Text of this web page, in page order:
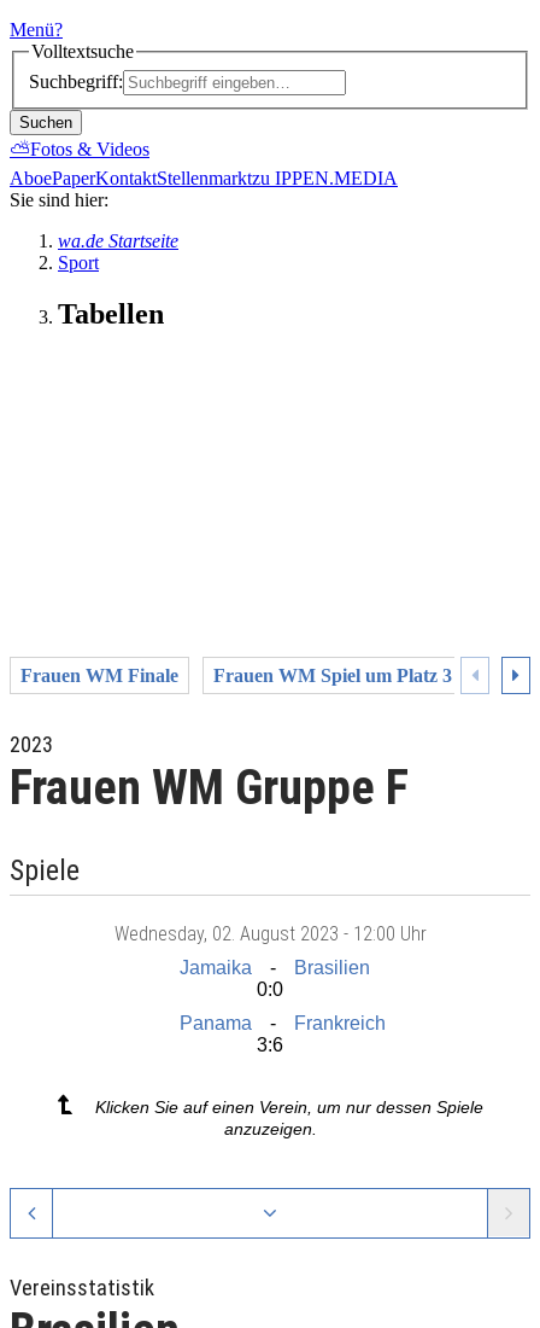
Menü?
Volltextsuche
Suchbegriff:
Suchen
⛅Fotos & Videos
AboePaperKontaktStellenmarktzu IPPEN.MEDIA
Sie sind hier:
wa.de Startseite
Sport
Tabellen
Frauen WM Finale Frauen WM Spiel um Platz 3
2023
Frauen WM Gruppe F
Spiele
Wednesday, 02. August 2023 - 12:00 Uhr
Jamaika
Brasilien
0:0
Panama
Frankreich
3:6
Klicken Sie auf einen Verein, um nur dessen Spiele
anzuzeigen.
Vereinsstatistik